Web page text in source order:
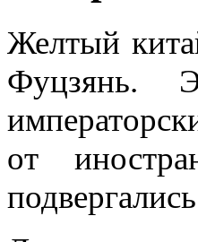
Желтый
Фуцзянь.
от